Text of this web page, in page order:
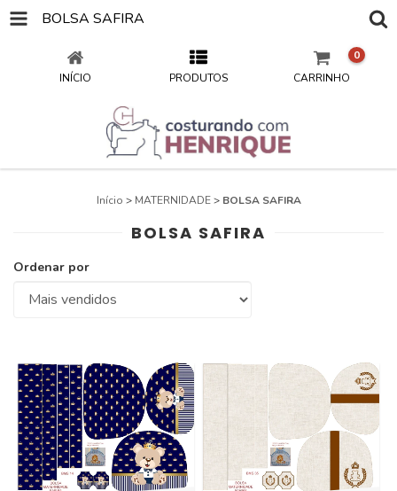
BOLSA SAFIRA
INÍCIO PRODUTOS CARRINHO
0
Início > MATERNIDADE > BOLSA SAFIRA
BOLSA SAFIRA
Ordenar por